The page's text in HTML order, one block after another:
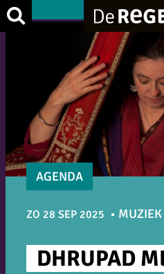
Ga
naar
AGENDA
ZO 28 SEP 2025 MUZIEK
DHRUPAD